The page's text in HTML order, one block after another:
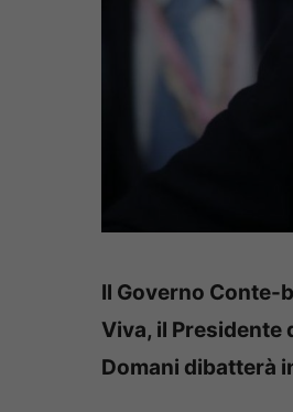
Il Governo Conte-
Viva, il Presidente
Domani dibatterà